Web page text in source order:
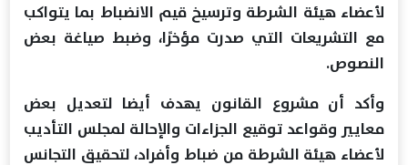
لأعضاء هيئة الشرطة وترسيخ قيم الانضباط بما يتواكب
مع التشريعات التي صدرت مؤخرًا، وضبط صياغة بعض
النصوص.
وأكد أن مشروع القانون يهدف أيضا لتعديل بعض
معايير وقواعد توقيع الجزاءات والإحالة لمجلس التأديب
لأعضاء هيئة الشرطة من ضباط وأفراد، لتحقيق التجانس